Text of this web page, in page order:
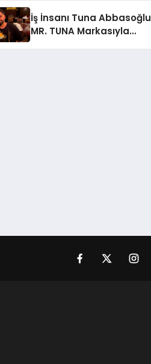
İş İnsanı Tuna Abbasoğlu
MR. TUNA Markasıyla